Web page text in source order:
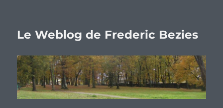
Le Weblog de Frederic Bezies